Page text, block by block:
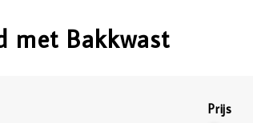
met Bakkwast
Prijs